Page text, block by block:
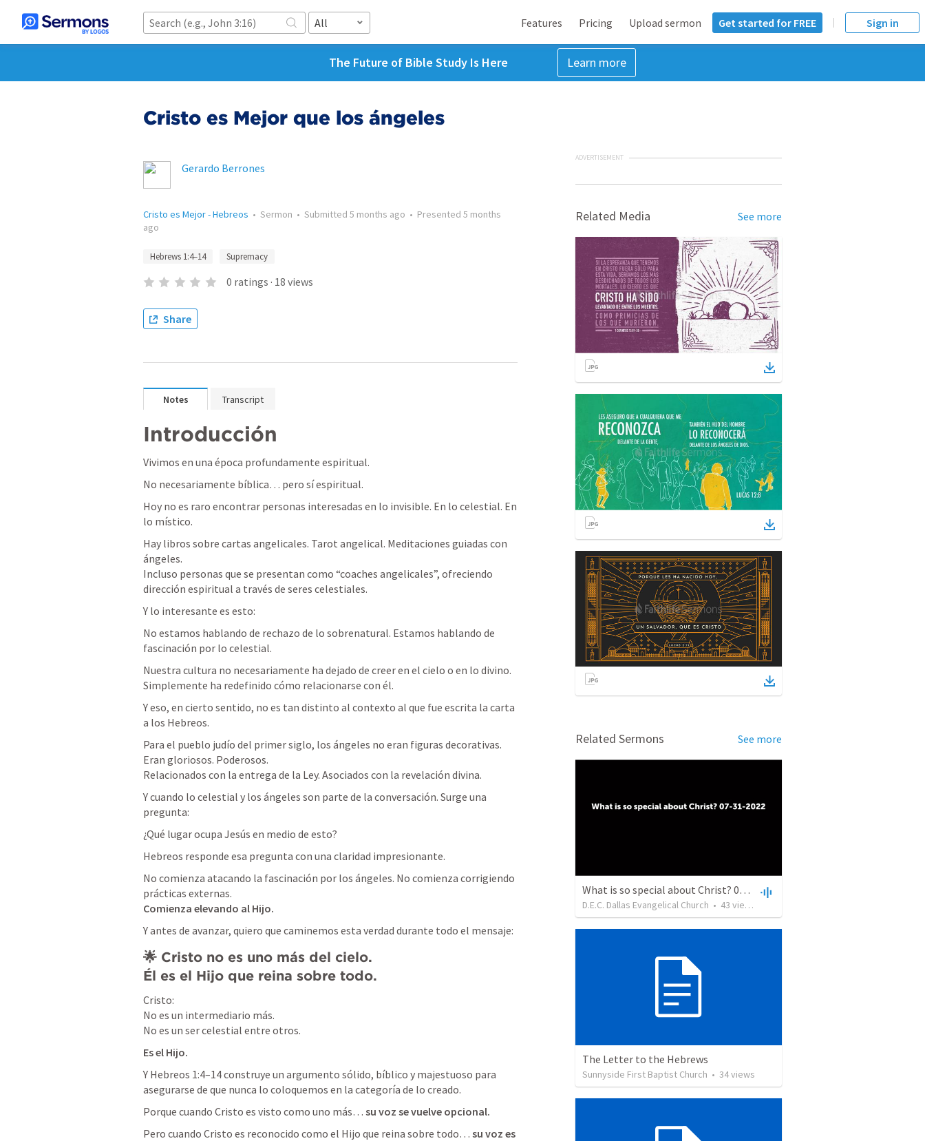
All Features Pricing Upload sermon Get started for FREE Sign in
The Future of Bible Study Is Here Learn more
Cristo es Mejor que los ángeles
Gerardo Berrones
Cristo es Mejor - Hebreos • Sermon • Submitted 5 months ago • Presented 5 months
ago
Hebrews 1:4–14 Supremacy
0 ratings · 18 views
Share
Notes Transcript
Introducción
Vivimos en una época profundamente espiritual.
No necesariamente bíblica… pero sí espiritual.
Hoy no es raro encontrar personas interesadas en lo invisible. En lo celestial. En
lo místico.
Hay libros sobre cartas angelicales. Tarot angelical. Meditaciones guiadas con
ángeles.
Incluso personas que se presentan como “coaches angelicales”, ofreciendo
dirección espiritual a través de seres celestiales.
Y lo interesante es esto:
No estamos hablando de rechazo de lo sobrenatural. Estamos hablando de
fascinación por lo celestial.
Nuestra cultura no necesariamente ha dejado de creer en el cielo o en lo divino.
Simplemente ha redefinido cómo relacionarse con él.
Y eso, en cierto sentido, no es tan distinto al contexto al que fue escrita la carta
a los Hebreos.
Para el pueblo judío del primer siglo, los ángeles no eran figuras decorativas.
Eran gloriosos. Poderosos.
Relacionados con la entrega de la Ley. Asociados con la revelación divina.
Y cuando lo celestial y los ángeles son parte de la conversación. Surge una
pregunta:
¿Qué lugar ocupa Jesús en medio de esto?
Hebreos responde esa pregunta con una claridad impresionante.
No comienza atacando la fascinación por los ángeles. No comienza corrigiendo
Comienza elevando al Hijo.
Y antes de avanzar, quiero que caminemos esta verdad durante todo el mensaje:
🌟 Cristo no es uno más del cielo.
Él es el Hijo que reina sobre todo.
Cristo:
No es un intermediario más.
No es un ser celestial entre otros.
Es el Hijo.
Y Hebreos 1:4–14 construye un argumento sólido, bíblico y majestuoso para
asegurarse de que nunca lo coloquemos en la categoría de lo creado.
Porque cuando Cristo es visto como uno más… su voz se vuelve opcional.
Pero cuando Cristo es reconocido como el Hijo que reina sobre todo… su voz es
ADVERTISEMENT
Related Media See more
Related Sermons See more
What is so special about Christ? 07-31-2022
D.E.C. Dallas Evangelical Church • 43 views
The Letter to the Hebrews
Sunnyside First Baptist Church • 34views